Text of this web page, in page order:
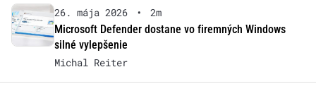
26. mája 2026 •
2m
Microsoft Defender dostane vo firemných Windows
silné vylepšenie
Michal Reiter